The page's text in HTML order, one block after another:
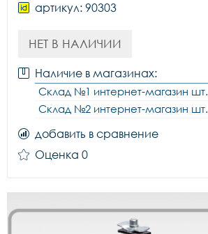
артикул: 90303
НЕТ В НАЛИЧИИ
Наличие в магазинах:
Склад №1 интернет-магазин шт.
Склад №2 интернет-магазин шт.
добавить в сравнение
Оценка 0